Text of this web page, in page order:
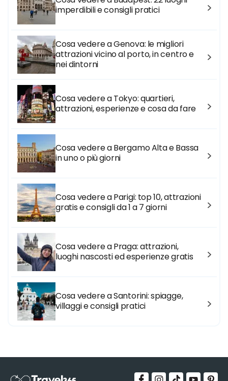
imperdibili e consigli pratici
Cosa vedere a Genova: le migliori
attrazioni vicino al porto, in centro e
nei dintorni
Cosa vedere a Tokyo: quartieri,
attrazioni, esperienze e cosa da fare
Cosa vedere a Bergamo Alta e Bassa
in uno o più giorni
Cosa vedere a Parigi: top 10, attrazioni
gratis e consigli da 1 a 7 giorni
Cosa vedere a Praga: attrazioni,
luoghi nascosti ed esperienze gratis
Cosa vedere a Santorini: spiagge,
villaggi e consigli pratici